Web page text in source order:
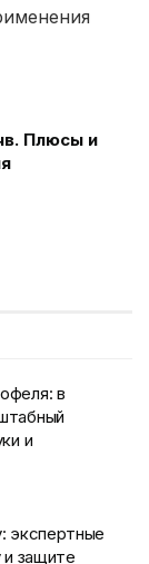
Плюсы и
в
и
экспертные
и защите